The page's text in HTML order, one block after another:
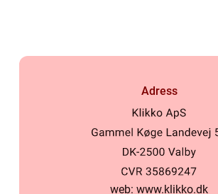
Adress
web: www.klikko.dk